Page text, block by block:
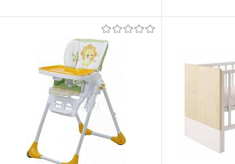
В корзину
Купить в 1 клик
К сравнению
В избранное
По запросу
В избранное